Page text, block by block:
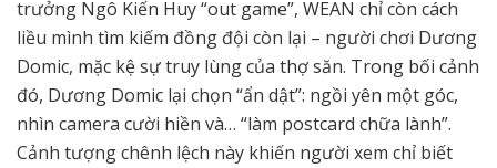
trưởng Ngô Kiến Huy “out game”, WEAN chỉ còn cách
liều mình tìm kiếm đồng đội còn lại – người chơi Dương
Domic, mặc kệ sự truy lùng của thợ săn. Trong bối cảnh
đó, Dương Domic lại chọn “ẩn dật”: ngồi yên một góc,
nhìn camera cười hiền và… “làm postcard chữa lành”.
Cảnh tượng chênh lệch này khiến người xem chỉ biết